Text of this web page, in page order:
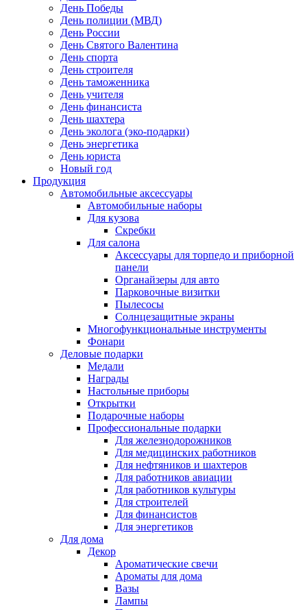
День Победы
День полиции (МВД)
День России
День Святого Валентина
День спорта
День строителя
День таможенника
День учителя
День финансиста
День шахтера
День эколога (эко-подарки)
День энергетика
День юриста
Новый год
Продукция
Автомобильные аксессуары
Автомобильные наборы
Для кузова
Скребки
Для салона
Аксессуары для торпедо и приборной
панели
Органайзеры для авто
Парковочные визитки
Пылесосы
Солнцезащитные экраны
Многофункциональные инструменты
Фонари
Деловые подарки
Медали
Награды
Настольные приборы
Открытки
Подарочные наборы
Профессиональные подарки
Для железнодорожников
Для медицинских работников
Для нефтяников и шахтеров
Для работников авиации
Для работников культуры
Для строителей
Для финансистов
Для энергетиков
Для дома
Декор
Ароматические свечи
Ароматы для дома
Вазы
Лампы